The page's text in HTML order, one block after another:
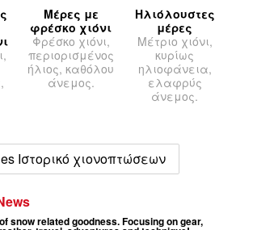
Μέρες με
φρέσκο χιόνι
Φρέσκο χιόνι,
περιορισμένος
ήλιος, καθόλου
άνεμος.
Ηλιόλουστες
μέρες
Μέτριο χιόνι,
κυρίως
ηλιοφάνεια,
ελαφρύς
άνεμος.
Ιστορικό χιονοπτώσεων